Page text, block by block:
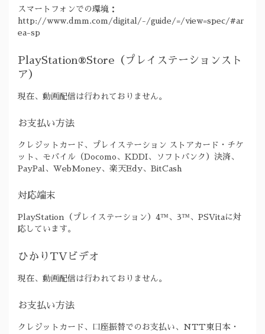
スマートフォンでの環境：
http://www.dmm.com/digital/-/guide/=/view=spec/#ar
ea-sp
PlayStation®Store（プレイステーションスト
ア）
現在、動画配信は行われておりません。
お支払い方法
クレジットカード、プレイステーション ストアカード・チケ
ット、モバイル（Docomo、KDDI、ソフトバンク）決済、
PayPal、WebMoney、楽天Edy、BitCash
対応端末
PlayStation（プレイステーション）4™、3™、PSVitaに対
応しています。
ひかりTVビデオ
現在、動画配信は行われておりません。
お支払い方法
クレジットカード、口座振替でのお支払い、NTT東日本・